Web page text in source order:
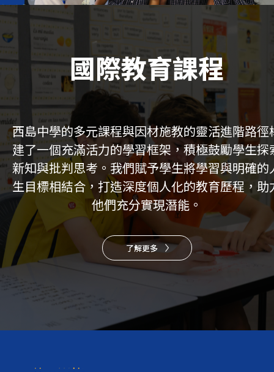
國際教育課程
西島中學的多元課程與因材施教的靈活進階路徑
建了一個充滿活力的學習框架，積極鼓勵學生探
新知與批判思考。我們賦予學生將學習與明確的
生目標相結合，打造深度個人化的教育歷程，助
他們充分實現潛能。
了解更多